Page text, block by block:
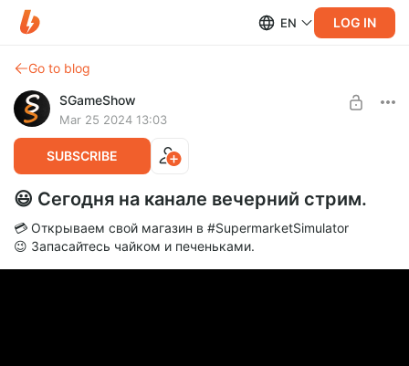
EN LOG IN
Go to blog
SGameShow
Mar 25 2024 13:03
SUBSCRIBE
😃 Сегодня на канале вечерний стрим.
💳 Открываем свой магазин в #SupermarketSimulator
😉 Запасайтесь чайком и печеньками.